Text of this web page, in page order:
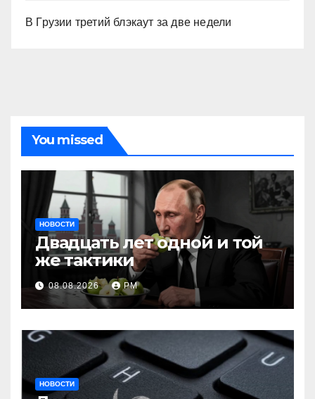
В Грузии третий блэкаут за две недели
You missed
НОВОСТИ
Двадцать лет одной и той
же тактики
08.08.2026 РМ
НОВОСТИ